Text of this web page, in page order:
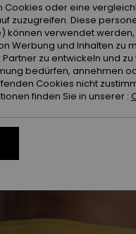
Cookies oder eine
zuzugreifen. Diese
können verwendet
Werbung und Inhalten zu
zu entwickeln und
bedürfen, annehmen
Cookies nicht
finden Sie in unserer :